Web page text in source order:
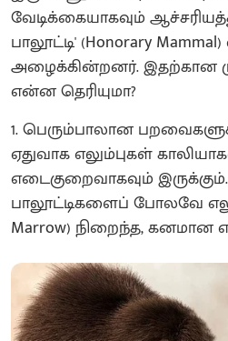
வேடிக்கையாகவும்
பாலூட்டி' (Honorary
அழைக்கின்றனர். இதற்கான
என்ன தெரியுமா?
1. பெரும்பாலான
ஏதுவாக எலும்புகள்
எடைகுறைவாகவும்
பாலூட்டிகளைப் போலவே
Marrow) நிறைந்த, கனமான